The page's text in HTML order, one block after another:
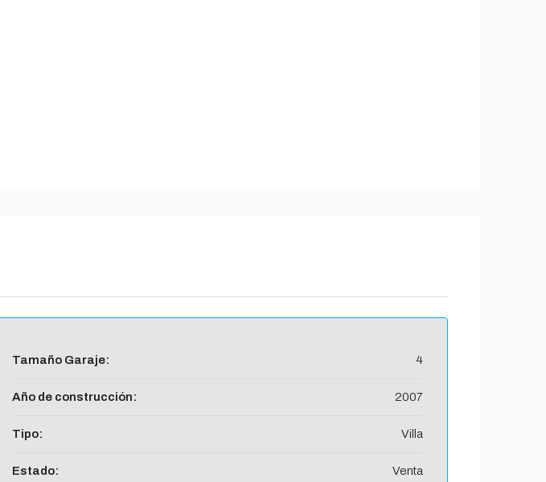
Tamaño Garaje: 4
Año de construcción: 2007
Tipo: Villa
Estado: Venta